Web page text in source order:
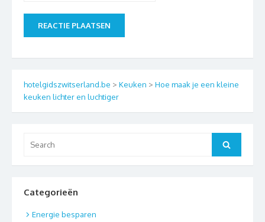
hotelgidszwitserland.be > Keuken > Hoe maak je een kleine
keuken lichter en luchtiger
for:
Search
Categorieën
Energie besparen